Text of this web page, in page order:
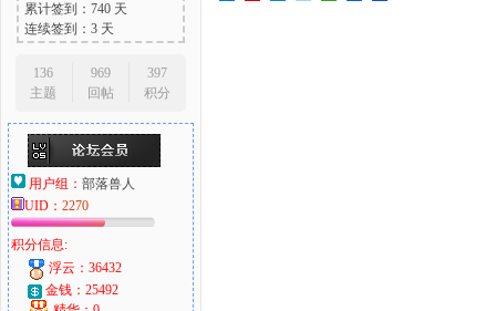
爱
累计签到：740 天
连续签到：3 天
136
主题
969
回帖
397
积分
用户组： 部落兽人
UID： 2270
积分信息:
浮云：36432
金钱：25492